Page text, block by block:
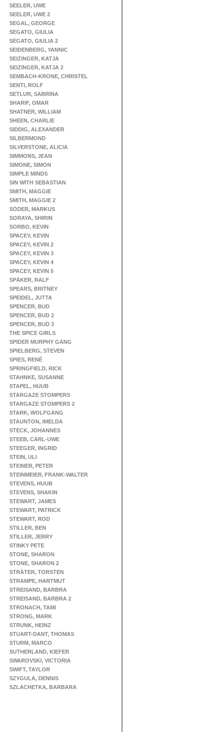
SEELER, UWE
SEELER, UWE 2
SEGAL, GEORGE
SEGATO, GIULIA
SEGATO, GIULIA 2
SEIDENBERG, YANNIC
SEIZINGER, KATJA
SEIZINGER, KATJA 2
SEMBACH-KRONE, CHRISTEL
SENTI, ROLF
SETLUR, SABRINA
SHARIF, OMAR
SHATNER, WILLIAM
SHEEN, CHARLIE
SIDDIG, ALEXANDER
SILBERMOND
SILVERSTONE, ALICIA
SIMMONS, JEAN
SIMONE, SIMON
SIMPLE MINDS
SIN WITH SEBASTIAN
SMITH, MAGGIE
SMITH, MAGGIE 2
SÖDER, MARKUS
SORAYA, SHIRIN
SORBO, KEVIN
SPACEY, KEVIN
SPACEY, KEVIN 2
SPACEY, KEVIN 3
SPACEY, KEVIN 4
SPACEY, KEVIN 5
SPÄKER, RALF
SPEARS, BRITNEY
SPEIDEL, JUTTA
SPENCER, BUD
SPENCER, BUD 2
SPENCER, BUD 3
THE SPICE GIRLS
SPIDER MURPHY GANG
SPIELBERG, STEVEN
SPIES, RENÉ
SPRINGFIELD, RICK
STAHNKE, SUSANNE
STAPEL, HUUB
STARGAZE STOMPERS
STARGAZE STOMPERS 2
STARK, WOLFGANG
STAUNTON, IMELDA
STECK, JOHANNES
STEEB, CARL-UWE
STEEGER, INGRID
STEIN, ULI
STEINER, PETER
STEINMEIER, FRANK-WALTER
STEVENS, HUUB
STEVENS, SHAKIN
STEWART, JAMES
STEWART, PATRICK
STEWART, ROD
STILLER, BEN
STILLER, JERRY
STINKY PETE
STONE, SHARON
STONE, SHARON 2
STRÄTER, TORSTEN
STRAMPE, HARTMUT
STREISAND, BARBRA
STREISAND, BARBRA 2
STRONACH, TAMI
STRONG, MARK
STRUNK, HEINZ
STUART-DANT, THOMAS
STURM, MARCO
SUTHERLAND, KIEFER
SWAROVSKI, VICTORIA
SWIFT, TAYLOR
SZYGULA, DENNIS
SZLACHETKA, BARBARA